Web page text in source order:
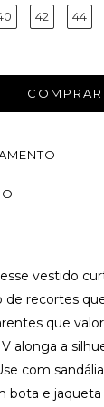
42 44
vestido
recortes
que
alonga a
com
bota e